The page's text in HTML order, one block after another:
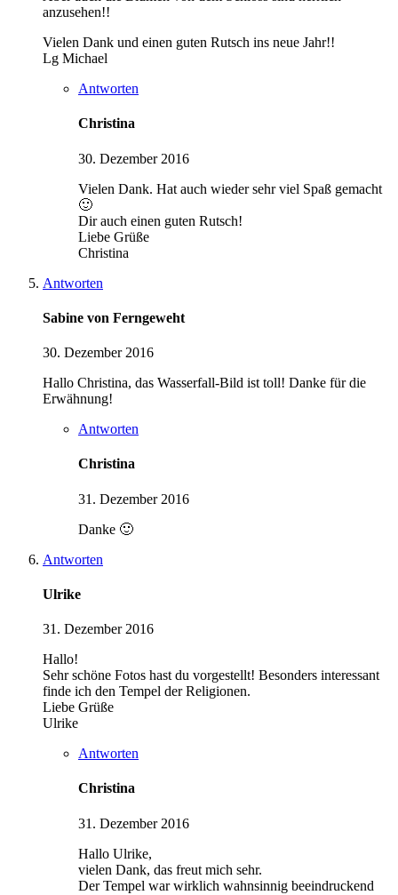
anzusehen!!
Vielen Dank und einen guten Rutsch ins neue Jahr!!
Lg Michael
Antworten
Christina
30. Dezember 2016
Vielen Dank. Hat auch wieder sehr viel Spaß gemacht
🙂
Dir auch einen guten Rutsch!
Liebe Grüße
Christina
Antworten
Sabine von Ferngeweht
30. Dezember 2016
Hallo Christina, das Wasserfall-Bild ist toll! Danke für die
Erwähnung!
Antworten
Christina
31. Dezember 2016
Danke 🙂
Antworten
Ulrike
31. Dezember 2016
Hallo!
Sehr schöne Fotos hast du vorgestellt! Besonders interessant
finde ich den Tempel der Religionen.
Liebe Grüße
Ulrike
Antworten
Christina
31. Dezember 2016
Hallo Ulrike,
vielen Dank, das freut mich sehr.
Der Tempel war wirklich wahnsinnig beeindruckend